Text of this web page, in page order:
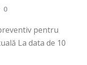
0
pentru
La data de 10